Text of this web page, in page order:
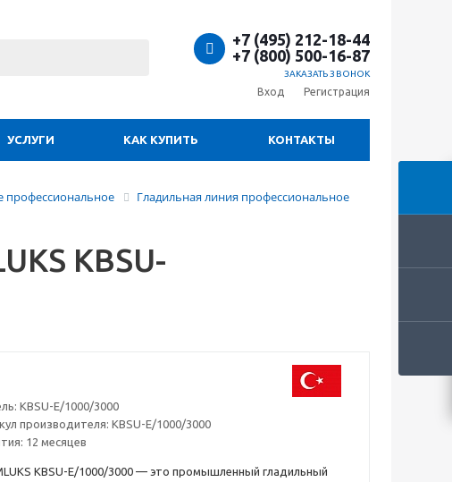
+7 (495) 212-18-44
+7 (800) 500-16-87
ЗАКАЗАТЬ ЗВОНОК
Вход Регистрация
УСЛУГИ КАК КУПИТЬ КОНТАКТЫ
профессиональное
Гладильная линия профессиональное
KBSU-
KBSU-E/1000/3000
производителя: KBSU-E/1000/3000
12 месяцев
KBSU-E/1000/3000 — это промышленный гладильный